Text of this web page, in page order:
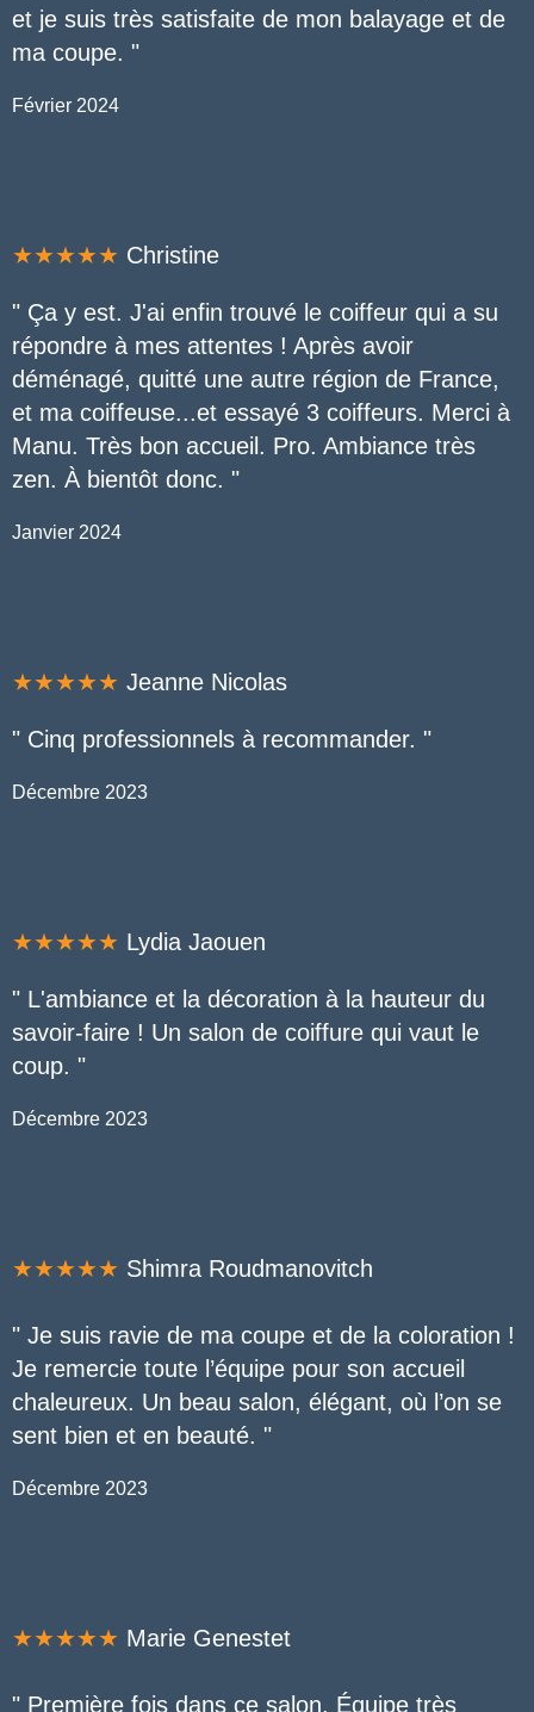
et je suis très satisfaite de mon balayage et de
ma coupe. "
Février 2024
★★★★★ Christine
" Ça y est. J'ai enfin trouvé le coiffeur qui a su
répondre à mes attentes ! Après avoir
déménagé, quitté une autre région de France,
et ma coiffeuse...et essayé 3 coiffeurs. Merci à
Manu. Très bon accueil. Pro. Ambiance très
zen. À bientôt donc. "
Janvier 2024
★★★★★ Jeanne Nicolas
" Cinq professionnels à recommander. "
Décembre 2023
★★★★★ Lydia Jaouen
" L'ambiance et la décoration à la hauteur du
savoir-faire ! Un salon de coiffure qui vaut le
coup. "
Décembre 2023
★★★★★ Shimra Roudmanovitch
" Je suis ravie de ma coupe et de la coloration !
Je remercie toute l’équipe pour son accueil
chaleureux. Un beau salon, élégant, où l’on se
sent bien et en beauté. "
Décembre 2023
★★★★★ Marie Genestet
" Première fois dans ce salon. Équipe très